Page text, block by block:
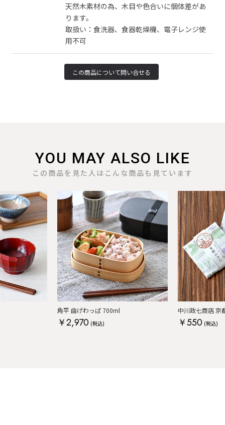
天然木素材の為、木目や色合いに個体差があ
ります。
取扱い：食洗器、食器乾燥機、電子レンジ使
用不可
YOU MAY ALSO LIKE
この商品を見た人はこんな商品も見ています
角平 曲げわっぱ 700ml
￥2,970 (税込)
中川政七商店 京
￥550 (税込)